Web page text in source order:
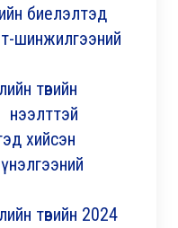
биелэлтэд
шинжилгээний
төвийн
нээлттэй
хийсэн
төвийн 2024